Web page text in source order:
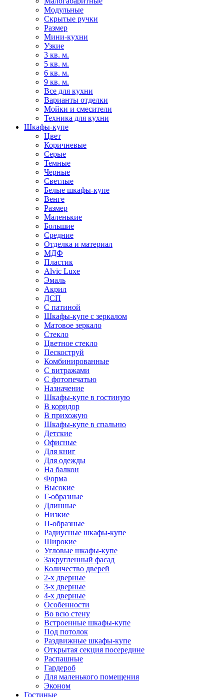
Модульные
Скрытые ручки
Размер
Мини-кухни
Узкие
3 кв. м.
5 кв. м.
6 кв. м.
9 кв. м.
Все для кухни
Варианты отделки
Мойки и смесители
Техника для кухни
Шкафы-купе
Цвет
Коричневые
Серые
Темные
Черные
Светлые
Белые шкафы-купе
Венге
Размер
Маленькие
Большие
Средние
Отделка и материал
МДФ
Пластик
Alvic Luxe
Эмаль
Акрил
ДСП
С патиной
Шкафы-купе с зеркалом
Матовое зеркало
Стекло
Цветное стекло
Пескоструй
Комбинированные
С витражами
С фотопечатью
Назначение
Шкафы-купе в гостиную
В коридор
В прихожую
Шкафы-купе в спальню
Детские
Офисные
Для книг
Для одежды
На балкон
Форма
Высокие
Г-образные
Длинные
Низкие
П-образные
Радиусные шкафы-купе
Широкие
Угловые шкафы-купе
Закругленный фасад
Количество дверей
2-х дверные
3-х дверные
4-х дверные
Особенности
Во всю стену
Встроенные шкафы-купе
Под потолок
Раздвижные шкафы-купе
Открытая секция посередине
Распашные
Гардероб
Для маленького помещения
Эконом
Гостиные